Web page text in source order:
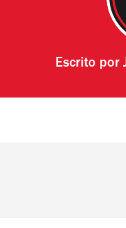
Escrito por